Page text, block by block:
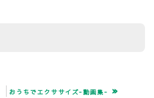
おうちでエクササイズ-動画集- »